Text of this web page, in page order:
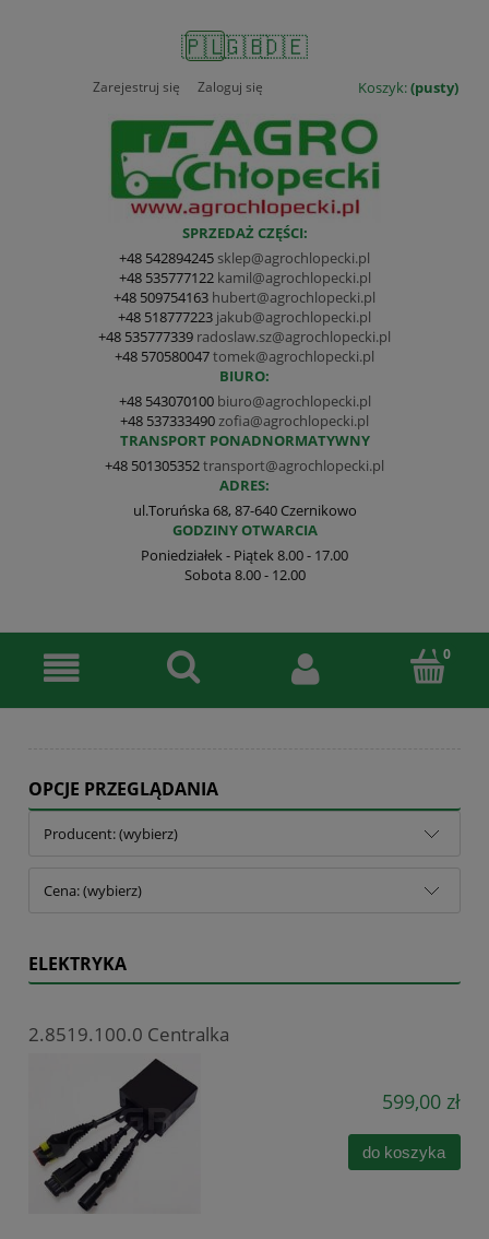
🇵🇱🇬🇧🇩🇪
Koszyk:(pusty)
Zarejestruj się Zaloguj się
SPRZEDAŻ CZĘŚCI:
+48 542894245 sklep@agrochlopecki.pl
+48 535777122 kamil@agrochlopecki.pl
+48 509754163 hubert@agrochlopecki.pl
+48 518777223 jakub@agrochlopecki.pl
+48 535777339 radoslaw.sz@agrochlopecki.pl
+48 570580047tomek@agrochlopecki.pl
BIURO:
+48 543070100 biuro@agrochlopecki.pl
+48 537333490 zofia@agrochlopecki.pl
TRANSPORT PONADNORMATYWNY
+48 501305352transport@agrochlopecki.pl
ADRES:
ul.Toruńska 68, 87-640 Czernikowo
GODZINY OTWARCIA
Poniedziałek - Piątek 8.00 - 17.00
Sobota 8.00 - 12.00
OPCJE PRZEGLĄDANIA
Producent: (wybierz)
Cena: (wybierz)
ELEKTRYKA
2.8519.100.0 Centralka
599,00 zł
do koszyka